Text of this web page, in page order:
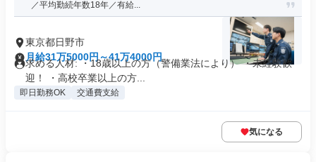
／平均勤続年数18年／有給...
東京都日野市
月給31万5000円～41万4000円
求める人材: ・18歳以上の方（警備業法により） ・未経験歓
迎！ ・高校卒業以上の方...
即日勤務OK 交通費支給
気になる